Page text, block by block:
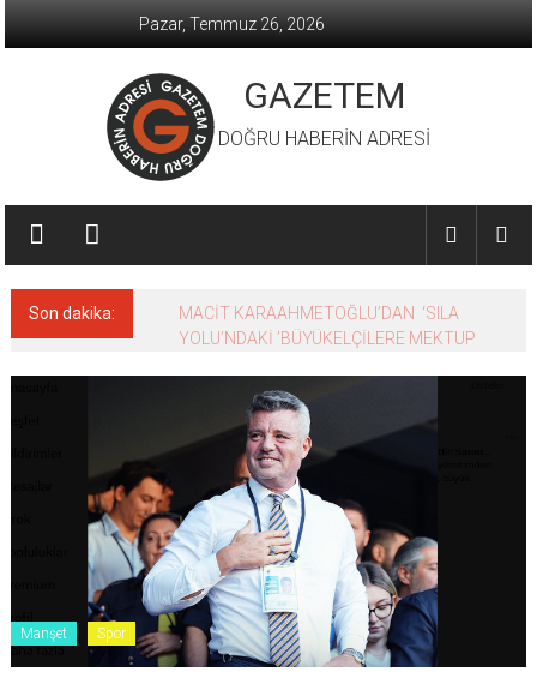
Pazar, Temmuz 26, 2026
GAZETEM
DOĞRU HABERİN ADRESİ
Son dakika:
MACİT KARAAHMETOĞLU’DAN ‘SILA
YOLU’NDAKİ ’BÜYÜKELÇİLERE MEKTUP
Manşet Spor